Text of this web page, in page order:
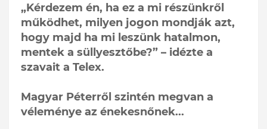
„Kérdezem én, ha ez a mi részünkről
működhet, milyen jogon mondják azt,
hogy majd ha mi leszünk hatalmon,
mentek a süllyesztőbe?” – idézte a
szavait a Telex.
Magyar Péterről szintén megvan a
véleménye az énekesnőnek...